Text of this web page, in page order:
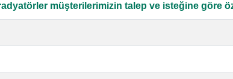
müşterilerimizin talep ve isteğine göre